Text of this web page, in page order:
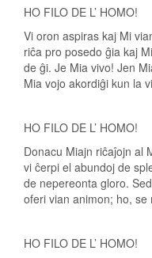
HO FILO DE L’ HOMO!
Vi oron aspiras kaj Mi
riĉa pro posedo ĝia kaj
de ĝi. Je Mia vivo! Jen
Mia vojo akordiĝi kun la
HO FILO DE L’ HOMO!
Donacu Miajn riĉaĵojn al
vi ĉerpi el abundoj de
de nepereonta gloro.
oferi vian animon; ho,
HO FILO DE L’ HOMO!